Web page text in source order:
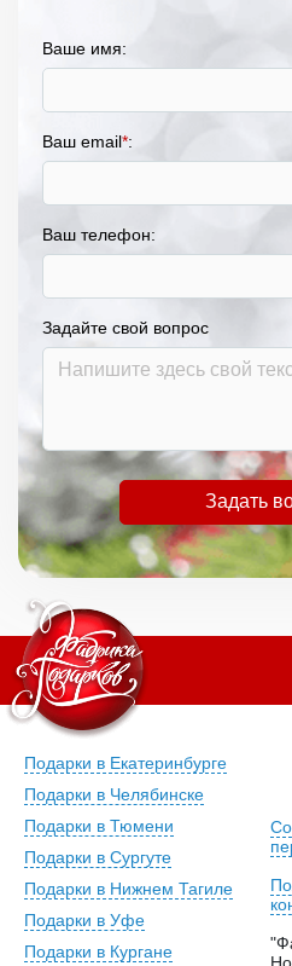
Ваше имя:
Ваш email*:
Ваш телефон:
Задайте свой вопрос
Задать
Подарки в Екатеринбурге
Подарки в Челябинске
Подарки в Тюмени
Подарки в Сургуте
Подарки в Нижнем Тагиле
Подарки в Уфе
Подарки в Кургане